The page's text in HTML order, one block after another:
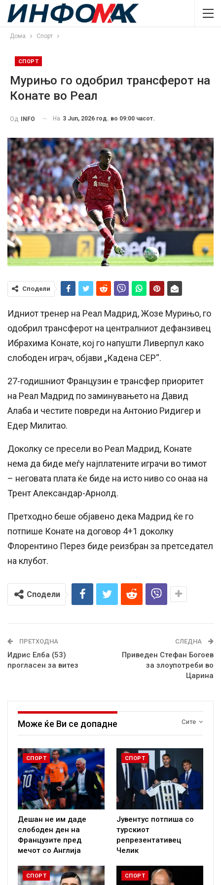
Дома Спорт
СПОРТ
Мурињо го одобрил трансферот на
Конате во Реал
Од INFO На 3 Jun, 2026 год. во 09:00 часот.
Сподели
Идниот тренер на Реал Мадрид, Жозе Мурињо, го
одобрил трансферот на централниот дефанзивец
Ибрахима Конате, кој го напушти Ливерпул како
слободен играч, објави „Кадена СЕР“.
27-годишниот Французин е трансфер приоритет
на Реал Мадрид по заминувањето на Давид
Алаба и честите повреди на Антонио Ридигер и
Едер Милитао.
Доколку се пресели во Реал Мадрид, Конате
нема да биде меѓу најплатените играчи во тимот
– неговата плата ќе биде на исто ниво со онаа на
Трент Александар-Арнолд.
Претходно беше објавено дека Мадрид ќе го
потпише Конате на договор 4+1 доколку
Флорентино Перез биде реизбран за претседател
на клубот.
Сподели
ПРЕТХОДНА
Идрис Елба (53)
прогласен за витез
СЛЕДНА
Приведен Стефан Богоев
за злоупотреби во
Царина
Сите
Може ќе Ви се допадне
СПОРТ
Дешан не им даде
слободен ден на
Французите пред
мечот со Англија
СПОРТ
Јувентус потпиша со
турскиот
репрезентативец
Челик
СПОРТ СПОРТ